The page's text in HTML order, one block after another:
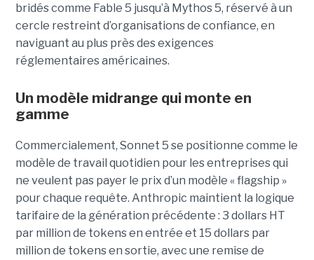
bridés comme Fable 5 jusqu’à Mythos 5, réservé à un
cercle restreint d’organisations de confiance, en
naviguant au plus près des exigences
réglementaires américaines.
Un modèle midrange qui monte en
gamme
Commercialement, Sonnet 5 se positionne comme le
modèle de travail quotidien pour les entreprises qui
ne veulent pas payer le prix d’un modèle « flagship »
pour chaque requête. Anthropic maintient la logique
tarifaire de la génération précédente : 3 dollars HT
par million de tokens en entrée et 15 dollars par
million de tokens en sortie, avec une remise de